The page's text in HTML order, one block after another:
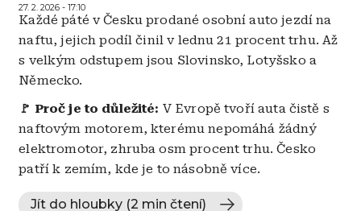
27. 2. 2026 - 17:10
Každé páté v Česku prodané osobní auto jezdí na
naftu, jejich podíl činil v lednu 21 procent trhu. Až
s velkým odstupem jsou Slovinsko, Lotyšsko a
Německo.
🚩 Proč je to důležité: V Evropě tvoří auta čistě s
naftovým motorem, kterému nepomáhá žádný
elektromotor, zhruba osm procent trhu. Česko
patří k zemím, kde je to násobně více.
Jít do hloubky (2 min čtení)